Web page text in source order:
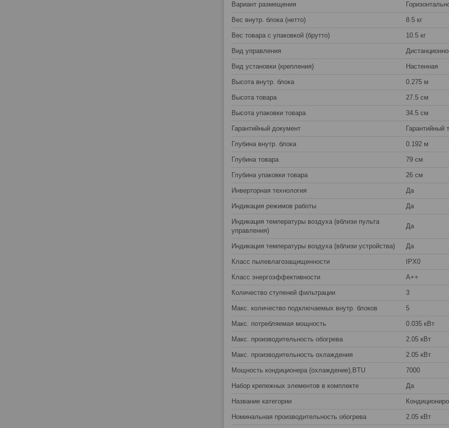
Вариант размещения
Вес внутр. блока (нетто) 8.5 кг
Вес товара с упаковкой (брутто) 10.5 кг
Вид управления
Вид установки (крепления) Настенная
Высота внутр. блока 0.275 м
Высота товара 27.5 см
Высота упаковки товара 34.5 см
Гарантийный документ Гарантийный
Глубина внутр. блока 0.192 м
Глубина товара 79 см
Глубина упаковки товара 26 см
Инверторная технология Да
Индикация режимов работы Да
Индикация температуры воздуха (вблизи пульта
управления)
Да
Индикация температуры воздуха (вблизи устройства) Да
Класс пылевлагозащищенности IPX0
Класс энергоэффективности A++
Количество ступеней фильтрации 3
Макс. количество подключаемых внутр. блоков 5
Макс. потребляемая мощность 0.035 кВт
Макс. производительность обогрева 2.05 кВт
Макс. производительность охлаждения 2.05 кВт
Мощность кондиционера (охлаждение),BTU 7000
Набор крепежных элементов в комплекте Да
Название категории
Номинальная производительность обогрева 2.05 кВт